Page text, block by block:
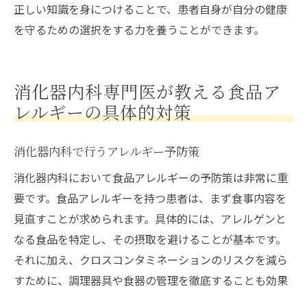
正しい知識を身につけることで、患者自身が自分の健康
を守るための選択をする力を養うことができます。
消化器内科専門医が教える食品ア
レルギーの具体的対策
消化器内科で行うアレルギー予防策
消化器内科において食品アレルギーの予防策は非常に重
要です。食品アレルギーを持つ患者は、まず食事内容を
見直すことが求められます。具体的には、アレルゲンと
なる食品を特定し、その摂取を避けることが基本です。
それに加え、クロスコンタミネーションのリスクを減ら
すために、調理器具や食器の管理を徹底することも効果